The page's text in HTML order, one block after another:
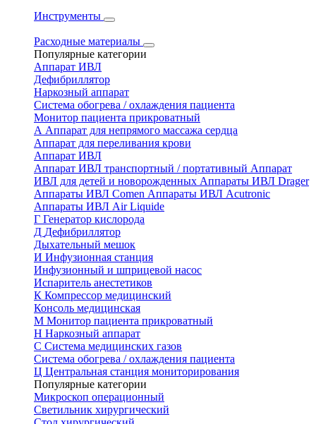
Инструменты
Расходные материалы
Популярные категории
Аппарат ИВЛ
Дефибриллятор
Наркозный аппарат
Система обогрева / охлаждения пациента
Монитор пациента прикроватный
А Аппарат для непрямого массажа сердца
Аппарат для переливания крови
Аппарат ИВЛ
Аппарат ИВЛ транспортный / портативный Аппарат
ИВЛ для детей и новорожденных Аппараты ИВЛ Drager
Аппараты ИВЛ Comen Аппараты ИВЛ Acutronic
Аппараты ИВЛ Air Liquide
Г Генератор кислорода
Д Дефибриллятор
Дыхательный мешок
И Инфузионная станция
Инфузионный и шприцевой насос
Испаритель анестетиков
К Компрессор медицинский
Консоль медицинская
М Монитор пациента прикроватный
Н Наркозный аппарат
С Система медицинских газов
Система обогрева / охлаждения пациента
Ц Центральная станция мониторирования
Популярные категории
Микроскоп операционный
Светильник хирургический